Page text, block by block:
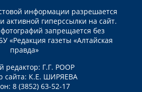
информации разрешается
активной гиперссылки на сайт.
запрещается без
«Редакция газеты «Алтайская
правда»
редактор: Г.Г. РООР
сайта: К.Е. ШИРЯЕВА
8 (3852) 63-52-17